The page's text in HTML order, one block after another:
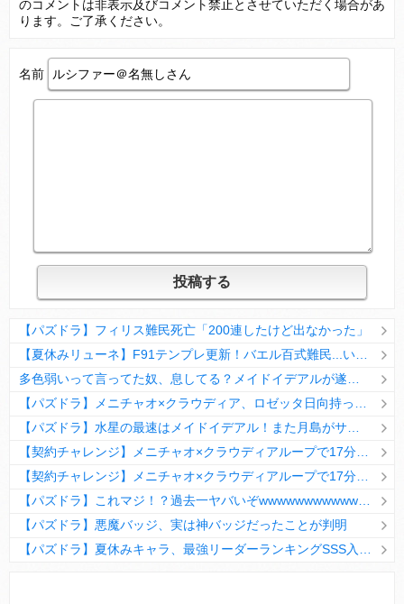
変な所でセーブして詰んだゲーム、貴方にはありますか？
Powered by livedoor 相互RSS
のコメントは非表示及びコメント禁止とさせていただく場合があ
ります。ご了承ください。
名前
【パズドラ】フィリス難民死亡「200連したけど出なかった」
【パズドラ】悪魔バッジ、実は神バッジだったことが判明